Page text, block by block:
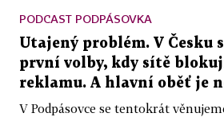
PODCAST PODPÁSOVKA
Utajený problém. V Česku
první volby, kdy sítě
reklamu. A hlavní oběť je
V Podpásovce se tentokrát